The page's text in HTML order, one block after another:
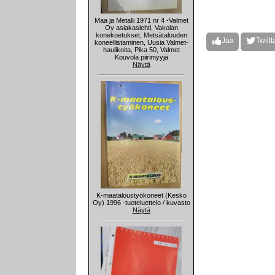
Maa ja Metalli 1971 nr 4 -Valmet
Oy asiakaslehti, Vakolan
konekoetukset, Metsätalouden
koneellistaminen, Uusia Valmet-
haulikoita, Pika 50, Valmet
Kouvola piirimyyjä
Näytä
K-maataloustyökoneet (Kesko
Oy) 1996 -tuoteluettelo / kuvasto
Näytä
Jaa